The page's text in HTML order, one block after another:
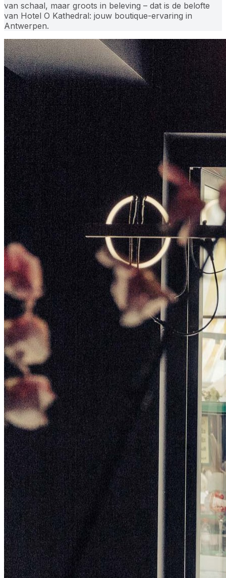
van schaal, maar groots in beleving – dat is de belofte
van Hotel O Kathedral: jouw boutique-ervaring in
Antwerpen.